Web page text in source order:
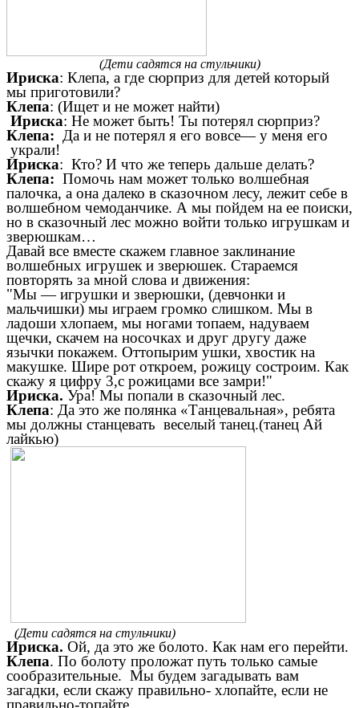
(Дети садятся на стульчики)
Ириска: Клепа, а где сюрприз для детей который
мы приготовили?
Клепа: (Ищет и не может найти)
Ириска: Не может быть! Ты потерял сюрприз?
Клепа:
Да и не потерял я его вовсе— у меня его
украли!
Ириска: Кто? И что же теперь дальше делать?
Клепа: Помочь нам может только волшебная
палочка, а она далеко в сказочном лесу, лежит себе в
волшебном чемоданчике. А мы пойдем на ее поиски,
но в сказочный лес можно войти только игрушкам и
зверюшкам…
Давай все вместе скажем главное заклинание
волшебных игрушек и зверюшек. Стараемся
повторять за мной слова и движения:
"Мы — игрушки и зверюшки, (девчонки и
мальчишки) мы играем громко слишком. Мы в
ладоши хлопаем, мы ногами топаем, надуваем
щечки, скачем на носочках и друг другу даже
язычки покажем. Оттопырим ушки, хвостик на
макушке. Шире рот откроем, рожицу состроим. Как
скажу я цифру 3,с рожицами все замри!"
Ириска. Ура! Мы попали в сказочный лес.
Клепа: Да это же полянка «Танцевальная», ребята
мы должны станцевать веселый танец.(танец Ай
лайкью)
(Дети садятся на стульчики)
Ириска. Ой, да это же болото. Как нам его перейти.
Клепа. По болоту проложат путь только самые
сообразительные. Мы будем загадывать вам
загадки, если скажу правильно- хлопайте, если не
правильно-топайте.